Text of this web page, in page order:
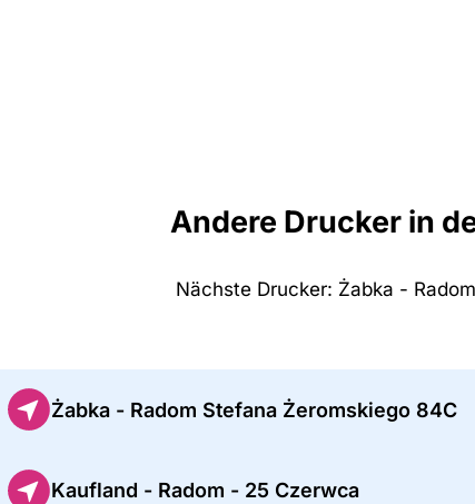
Andere Drucker in
Nächste Drucker: Żabka -
Żabka - Radom Stefana Żeromskiego 84C
Kaufland - Radom - 25 Czerwca